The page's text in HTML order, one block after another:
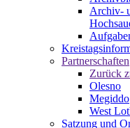
Archiv-
Partnerschaften
Zurück
Olesno
Megiddo
West
Satzung und